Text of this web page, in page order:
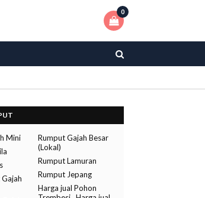
0
Mini
Rumput Gajah Besar
(Lokal)
Rumput Lamuran
Rumput Jepang
Harga jual Pohon